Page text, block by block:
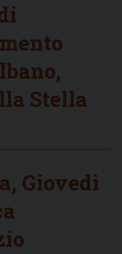
Stella
Giovedì